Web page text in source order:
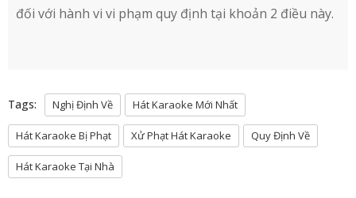
đối với hành vi vi phạm quy định tại khoản 2 điều này.
Tags: Nghị Định Về Hát Karaoke Mới Nhất
Hát Karaoke Bị Phạt Xử Phạt Hát Karaoke Quy Định Về
Hát Karaoke Tại Nhà